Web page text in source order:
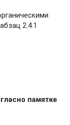
2.4.1
памятке